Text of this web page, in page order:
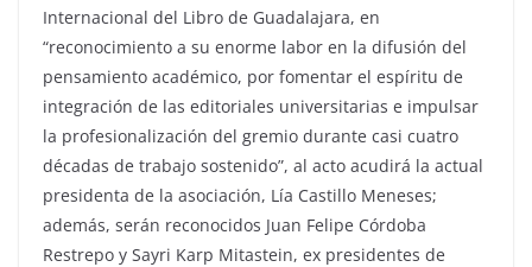
Internacional del Libro de Guadalajara, en
“reconocimiento a su enorme labor en la difusión del
pensamiento académico, por fomentar el espíritu de
integración de las editoriales universitarias e impulsar
la profesionalización del gremio durante casi cuatro
décadas de trabajo sostenido”, al acto acudirá la actual
presidenta de la asociación, Lía Castillo Meneses;
además, serán reconocidos Juan Felipe Córdoba
Restrepo y Sayri Karp Mitastein, ex presidentes de